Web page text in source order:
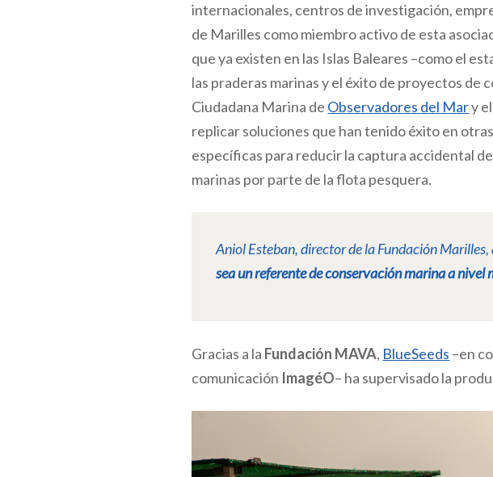
internacionales, centros de investigación,
de Marilles como miembro activo de esta
que ya existen en las Islas Baleares –como el
las praderas marinas y el éxito de proyectos de
Ciudadana Marina de Observadores del Mary
replicar soluciones que han tenido éxito en
específicas para reducir la captura accidental
marinas por parte de la flota pesquera.
Aniol Esteban, director de la Fundación
sea un referente de conservación marina a
Gracias a la Fundación MAVA, BlueSeeds –en
comunicación ImagéO– ha supervisado la